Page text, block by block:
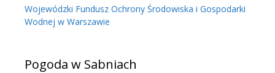
Wojewódzki Fundusz Ochrony Środowiska i Gospodarki
Wodnej w Warszawie
Pogoda w Sabniach